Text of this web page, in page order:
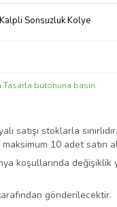
Sonsuzluk Kolye
butonuna basın.
satışı stoklarla
10 adet satın
koşullarında değişiklik
gönderilecektir.